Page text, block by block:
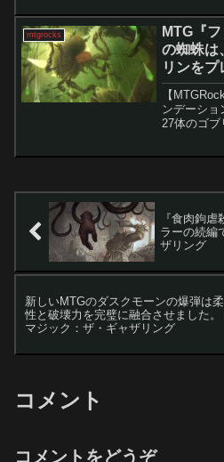
様々な新戦
ロツアーも
mtgrocks
MTG『
の蜘蛛は
リンをプ
ク：ザ・
【
ンデーショ
27体のゴブ
『食肉鉤
ラーの続編
ザリング
新しいMTGのダスクモーンの爆弾は
性と破壊力を完璧に融合させました。
マジック：ザ・ギャザリング
コメント
コメントをどうぞ